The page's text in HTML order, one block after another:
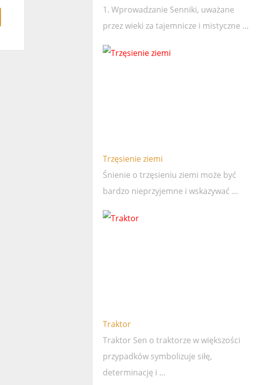
1. Wprowadzanie Senniki, uważane
przez wieki za tajemnicze i mistyczne …
Trzęsienie ziemi
Śnienie o trzęsieniu ziemi może być
bardzo nieprzyjemne i wskazywać …
Traktor
Traktor Sen o traktorze w większości
przypadków symbolizuje siłę,
determinację i …